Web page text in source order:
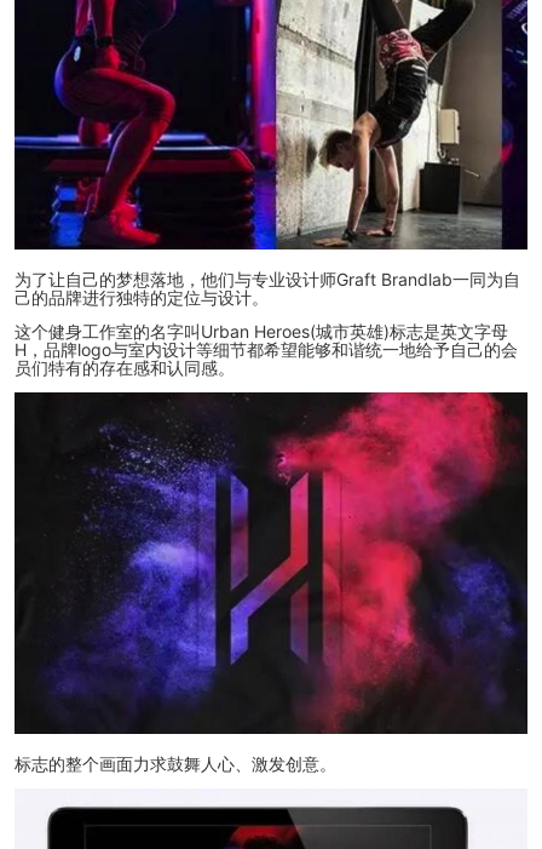
为了让自己的梦想落地，他们与专业设计师Graft Brandlab一同为自
己的品牌进行独特的定位与设计。
这个健身工作室的名字叫Urban Heroes(城市英雄)标志是英文字母
H，品牌logo与室内设计等细节都希望能够和谐统一地给予自己的会
员们特有的存在感和认同感。
标志的整个画面力求鼓舞人心、激发创意。